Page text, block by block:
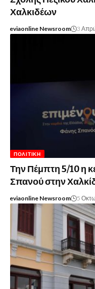
Χαλκιδέων
eviaonline Newsroom 3
ΠΟΛΙΤΙΚΉ
Την Πέμπτη 5/10 η
Σπανού στην
eviaonline Newsroom 5